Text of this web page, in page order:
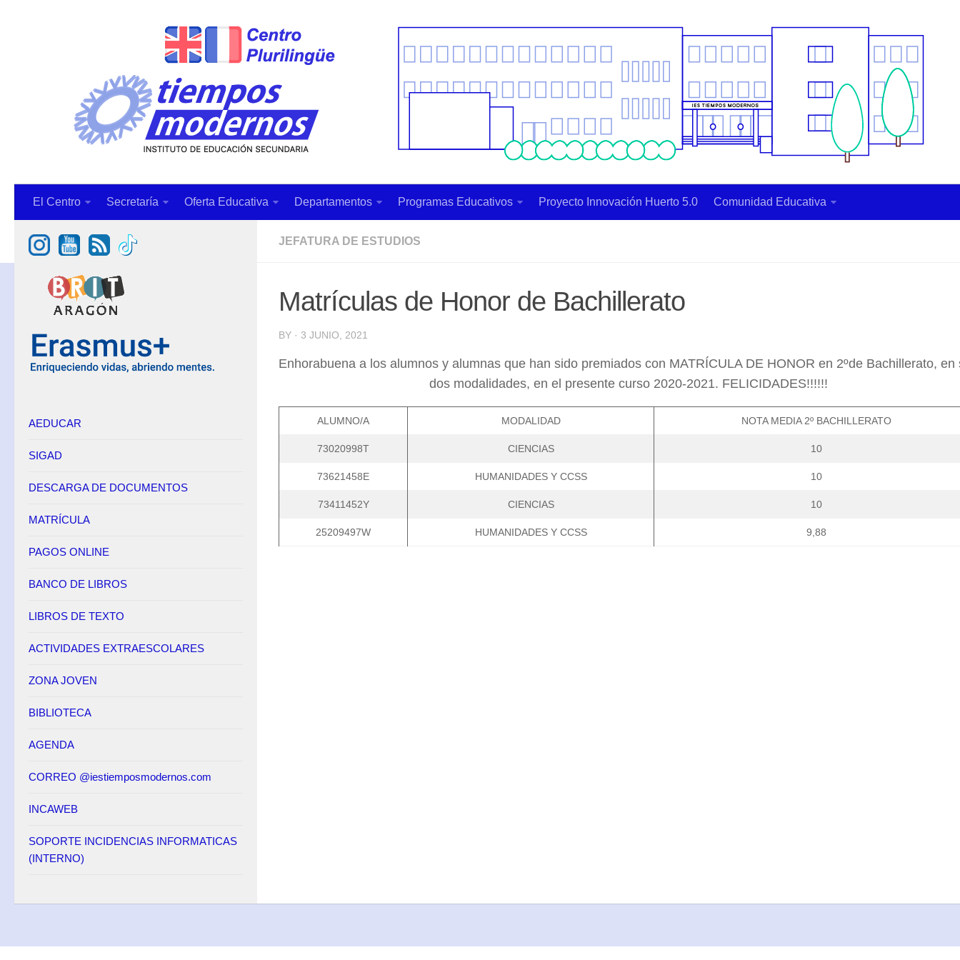
El Centro Secretaría Oferta Educativa Departamentos Programas Educativos Proyecto Innovación Huerto 5.0 Comunidad Educativa
JEFATURA DE ESTUDIOS
Matrículas de Honor de Bachillerato
BY · 3 JUNIO, 2021
Enhorabuena a los alumnos y alumnas que han sido premiados con MATRÍCULA DE HONOR en 2ºde Bachillerato, en
dos modalidades, en el presente curso 2020-2021. FELICIDADES!!!!!!
ALUMNO/A MODALIDAD NOTA MEDIA 2º BACHILLERATO
73020998T CIENCIAS 10
73621458E HUMANIDADES Y CCSS 10
73411452Y CIENCIAS 10
25209497W HUMANIDADES Y CCSS 9,88
AEDUCAR
SIGAD
DESCARGA DE DOCUMENTOS
MATRÍCULA
PAGOS ONLINE
BANCO DE LIBROS
LIBROS DE TEXTO
ACTIVIDADES EXTRAESCOLARES
ZONA JOVEN
BIBLIOTECA
AGENDA
CORREO @iestiemposmodernos.com
INCAWEB
SOPORTE INCIDENCIAS INFORMATICAS
(INTERNO)